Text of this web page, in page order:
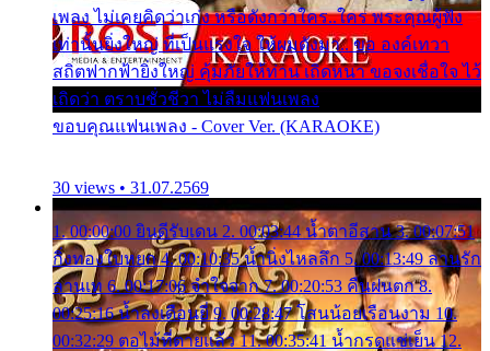
เพลง ไม่เคยคิดว่าเก่ง หรือดังกว่าใคร..ใคร พระคุณผู้ฟัง
เท่านั้นยิ่งใหญ่ ที่เป็นแรงใจ ให้ผมดังมา.. ขอ องค์เทวา
สถิตฟากฟ้ายิ่งใหญ่ คุ้มภัยให้ท่าน เถิดหนา ขอจงเชื่อใจ ไว้
เถิดว่า ตราบชั่วชีวา ไม่ลืมแฟนเพลง
ขอบคุณแฟนเพลง - Cover Ver. (KARAOKE)
30 views • 31.07.2569
1. 00:00:00 ยินดีรับเดน 2. 00:03:44 น้ำตาอีสาน 3. 00:07:51
กิ่งทองใบหยก 4. 00:10:35 น้ำนิ่งไหลลึก 5. 00:13:49 ลานรัก
ลานเท 6. 00:17:06 จำใจจาก 7. 00:20:53 คืนฝนตก 8.
00:25:16 น้ำลงเดือนยี่ 9. 00:28:47 โสนน้อยเรือนงาม 10.
00:32:29 ตอไม้ที่ตายแล้ว 11. 00:35:41 น้ำกรดแช่เย็น 12.